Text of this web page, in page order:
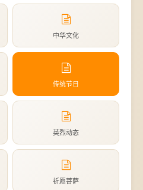
中华文化
传统节日
英烈动态
祈愿菩萨